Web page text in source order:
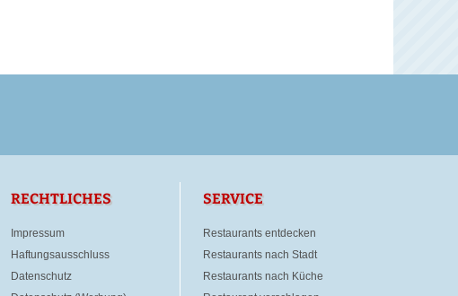
RECHTLICHES
Impressum
Haftungsausschluss
Datenschutz
SERVICE
Restaurants entdecken
Restaurants nach Stadt
Restaurants nach Küche